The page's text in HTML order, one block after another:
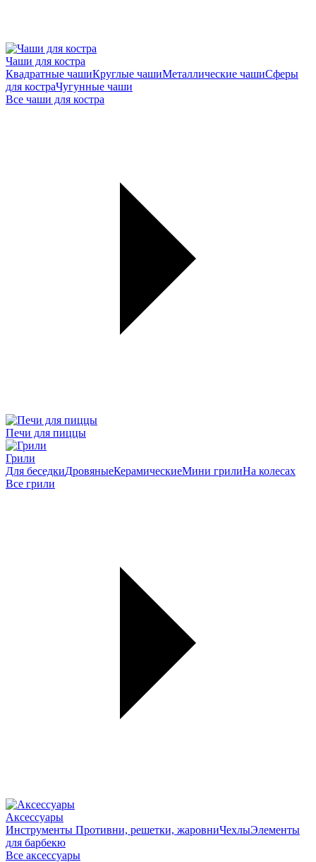
Чаши для костра
Квадратные чашиКруглые чашиМеталлические чашиСферы
для костраЧугунные чаши
Все чаши для костра
Печи для пиццы
Грили
Для беседкиДровяныеКерамическиеМини грилиНа колесах
Все грили
Аксессуары
Инструменты Противни, решетки, жаровниЧехлыЭлементы
для барбекю
Все аксессуары